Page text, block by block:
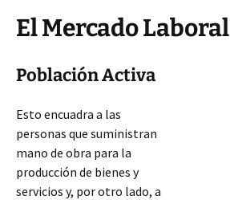
El Mercado Laboral
Población Activa
Esto encuadra a las
personas que suministran
mano de obra para la
producción de bienes y
servicios y, por otro lado, a